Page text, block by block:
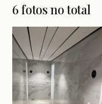
6 fotos no total